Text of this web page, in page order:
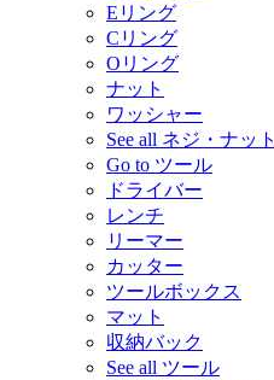
Eリング
Cリング
Oリング
ナット
ワッシャー
See all ネジ・ナット
Go to ツール
ドライバー
レンチ
リーマー
カッター
ツールボックス
マット
収納バック
See all ツール